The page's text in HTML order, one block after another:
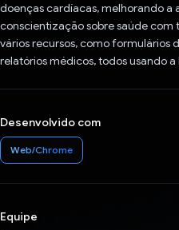
doenças cardíacas, melhorando a
conscientização sobre saúde com
vários recursos, como formulários
relatórios médicos, todos usando
Desenvolvido com
Web/Chrome
Equipe